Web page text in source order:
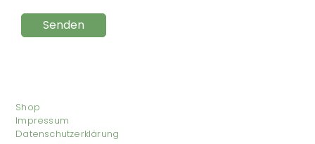
Shop
Impressum
Datenschutzerklärung